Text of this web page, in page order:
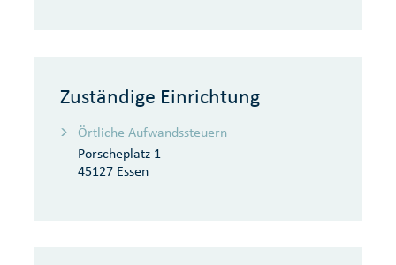
Zuständige Einrichtung
Örtliche Aufwandssteuern
Porscheplatz 1
45127 Essen